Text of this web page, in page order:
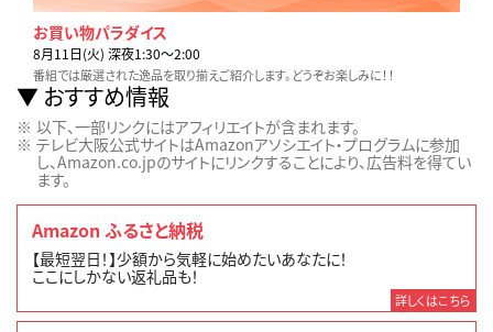
お買い物パラダイス
8月11日(火) 深夜1:30〜2:00
番組では厳選された逸品を取り揃えご紹介します。どうぞお楽しみに！！
おすすめ情報
以下、一部リンクにはアフィリエイトが含まれます。
テレビ大阪公式サイトはAmazonアソシエイト・プログラムに参加
し、Amazon.co.jpのサイトにリンクすることにより、広告料を得てい
ます。
Amazon ふるさと納税
【最短翌日！】少額から気軽に始めたいあなたに！
ここにしかない返礼品も！
詳しくはこちら